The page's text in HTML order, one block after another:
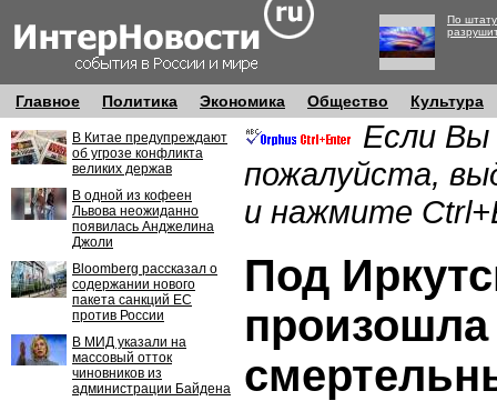
По
Главное Политика Экономика Общество Культура
В Китае предупреждают
об угрозе конфликта
великих держав
В одной из кофеен
Львова неожиданно
появилась Анджелина
Джоли
Bloomberg рассказал о
содержании нового
пакета санкций ЕС
против России
В МИД указали на
массовый отток
чиновников из
администрации Байдена
Если Вы
пожалуйста,
и нажмите
Под